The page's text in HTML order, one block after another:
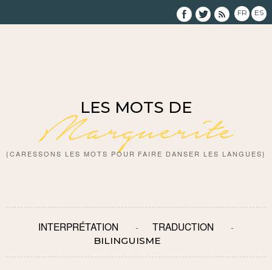
FR ES
LES MOTS DE
Marguerite
{CARESSONS LES MOTS POUR FAIRE DANSER LES LANGUES}
INTERPRÉTATION TRADUCTION
BILINGUISME